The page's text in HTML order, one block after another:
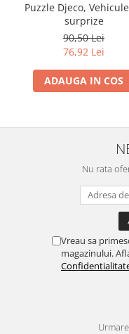
Puzzle Djeco,
surprize
90,50 Lei
76,92 Lei
ADAUGA IN COS
Nu rata
Vreau sa
magazinului.